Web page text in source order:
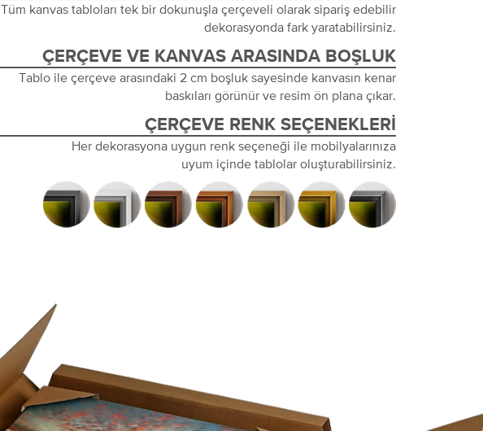
Tüm kanvas tabloları tek bir dokunuşla çerçeveli olarak sipariş edebilir
dekorasyonda fark yaratabilirsiniz.
ÇERÇEVE VE KANVAS ARASINDA BOŞLUK
Tablo ile çerçeve arasındaki 2 cm boşluk sayesinde kanvasın kenar
baskıları görünür ve resim ön plana çıkar.
ÇERÇEVE RENK SEÇENEKLERI
Her dekorasyona uygun renk seçeneği ile mobilyalarınıza
uyum içinde tablolar oluşturabilirsiniz.